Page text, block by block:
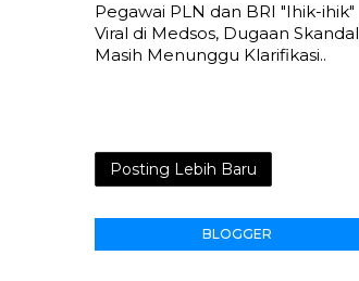
Pegawai PLN dan BRI "Ihik-ihik"
Viral di Medsos, Dugaan Skandal
Masih Menunggu Klarifikasi..
Posting Lebih Baru
BLOGGER